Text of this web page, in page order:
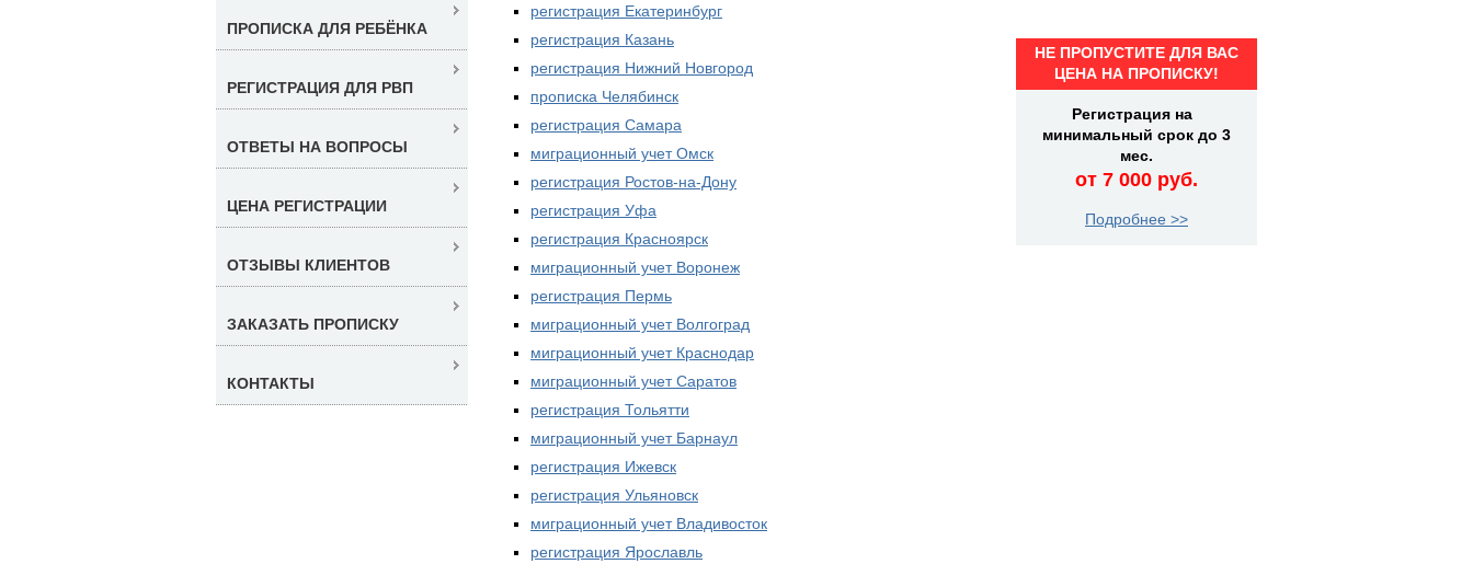
регистрация Екатеринбург
регистрация Казань
регистрация Нижний Новгород
прописка Челябинск
регистрация Самара
миграционный учет Омск
регистрация Ростов-на-Дону
регистрация Уфа
регистрация Красноярск
миграционный учет Воронеж
регистрация Пермь
миграционный учет Волгоград
миграционный учет Краснодар
миграционный учет Саратов
регистрация Тольятти
миграционный учет Барнаул
регистрация Ижевск
регистрация Ульяновск
миграционный учет Владивосток
регистрация Ярославль
ПРОПИСКА ДЛЯ РЕБЁНКА
РЕГИСТРАЦИЯ ДЛЯ РВП
ОТВЕТЫ НА ВОПРОСЫ
ЦЕНА РЕГИСТРАЦИИ
ОТЗЫВЫ КЛИЕНТОВ
ЗАКАЗАТЬ ПРОПИСКУ
КОНТАКТЫ
НЕ ПРОПУСТИТЕ ДЛЯ ВАС
ЦЕНА НА ПРОПИСКУ!
Регистрация на
минимальный срок до 3
мес.
от 7 000 руб.
Подробнее >>